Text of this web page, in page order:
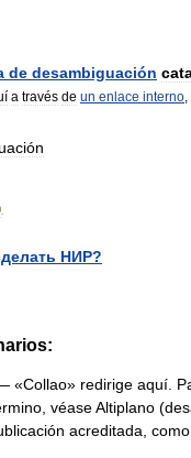
de desambiguación
a través de un enlace interno,
НИР?
«Collao» redirige aquí.
véase Altiplano
acreditada,